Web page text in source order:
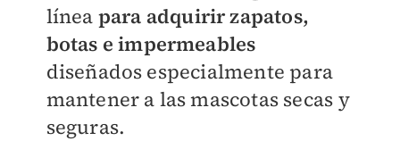
línea para adquirir zapatos,
botas e impermeables
diseñados especialmente para
mantener a las mascotas secas y
seguras.